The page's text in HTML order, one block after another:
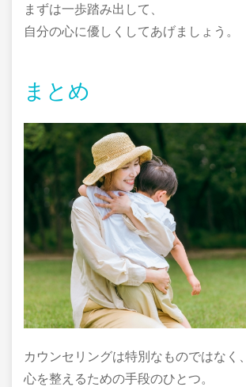
まずは一歩踏み出して、
自分の心に優しくしてあげましょう。
まとめ
カウンセリングは特別なものではなく、
心を整えるための手段のひとつ。